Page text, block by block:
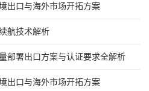
出口与海外市场开拓方案
航技术解析
部署出口方案与认证要求全解析
出口与海外市场开拓方案